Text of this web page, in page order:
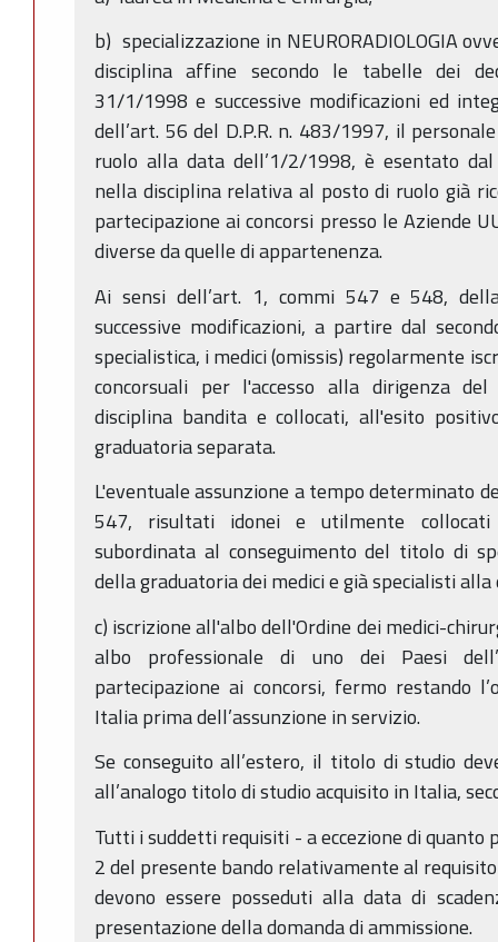
b) specializzazione in NEURORADIOLOGIA
disciplina affine secondo le tabelle dei
31/1/1998 e successive modificazioni ed
dell’art. 56 del D.P.R. n. 483/1997, il
ruolo alla data dell’1/2/1998, è esentato
nella disciplina relativa al posto di ruolo già
partecipazione ai concorsi presso le Aziende
diverse da quelle di appartenenza.
Ai sensi dell’art. 1, commi 547 e 548,
successive modificazioni, a partire dal
specialistica, i medici (omissis) regolarmente
concorsuali per l'accesso alla dirigenza
disciplina bandita e collocati, all'esito
graduatoria separata.
L'eventuale assunzione a tempo determinato
547, risultati idonei e utilmente
subordinata al conseguimento del titolo di
della graduatoria dei medici e già specialisti alla
c) iscrizione all'albo dell'Ordine dei medici-
albo professionale di uno dei Paesi
partecipazione ai concorsi, fermo restando
Italia prima dell’assunzione in servizio.
Se conseguito all’estero, il titolo di studio
all’analogo titolo di studio acquisito in Italia,
Tutti i suddetti requisiti - a eccezione di
2 del presente bando relativamente al
devono essere posseduti alla data di
presentazione della domanda di ammissione.